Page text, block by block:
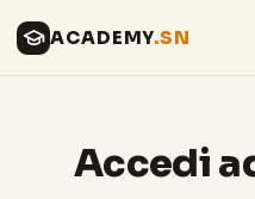
ACADEMY.SN
Accedi